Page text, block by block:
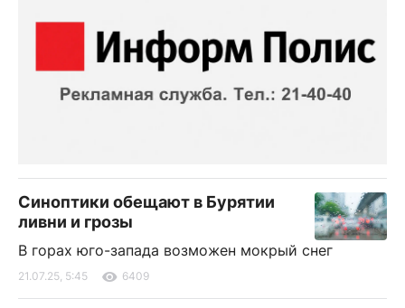
Синоптики обещают в Бурятии
ливни и грозы
В горах юго-запада возможен мокрый снег
21.07.25, 5:45 6409